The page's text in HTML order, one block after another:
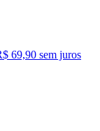
69,90 sem juros